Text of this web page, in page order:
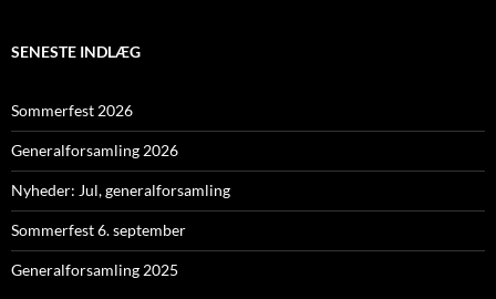
SENESTE INDLÆG
Sommerfest 2026
Generalforsamling 2026
Nyheder: Jul, generalforsamling
Sommerfest 6. september
Generalforsamling 2025